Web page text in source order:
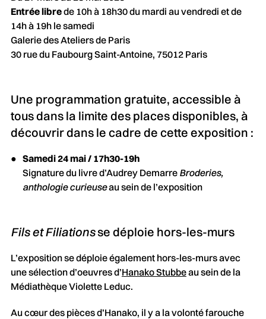
Entrée librede 10h à 18h30 du mardi au vendredi et de
14h à 19h le samedi
Galerie des Ateliers de Paris
30 rue du Faubourg Saint-Antoine, 75012 Paris
Une programmation gratuite, accessible à
tous dans la limite des places disponibles, à
découvrir dans le cadre de cette exposition :
Samedi 24 mai / 17h30-19h
Signature du livre d’Audrey Demarre Broderies,
anthologie curieuseau sein de l’exposition
Fils et Filiationsse déploie hors-les-murs
L’exposition se déploie également hors-les-murs avec
une sélection d’oeuvres d’Hanako Stubbeau sein de la
Médiathèque Violette Leduc.
Au cœur des pièces d’Hanako, il y a la volonté farouche